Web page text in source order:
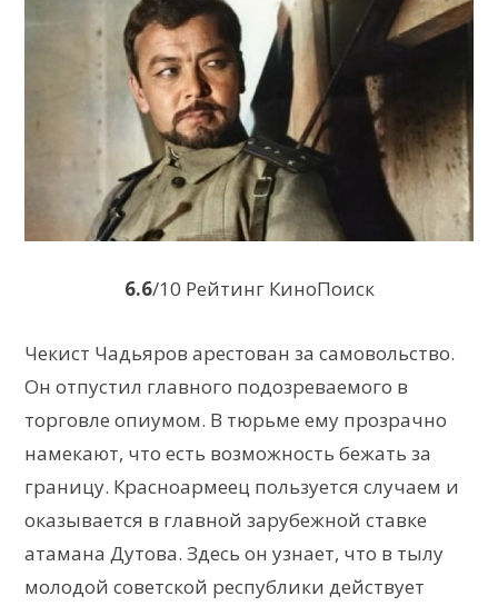
6.6/10 Рейтинг КиноПоиск
Чекист Чадьяров арестован за самовольство.
Он отпустил главного подозреваемого в
торговле опиумом. В тюрьме ему прозрачно
намекают, что есть возможность бежать за
границу. Красноармеец пользуется случаем и
оказывается в главной зарубежной ставке
атамана Дутова. Здесь он узнает, что в тылу
молодой советской республики действует